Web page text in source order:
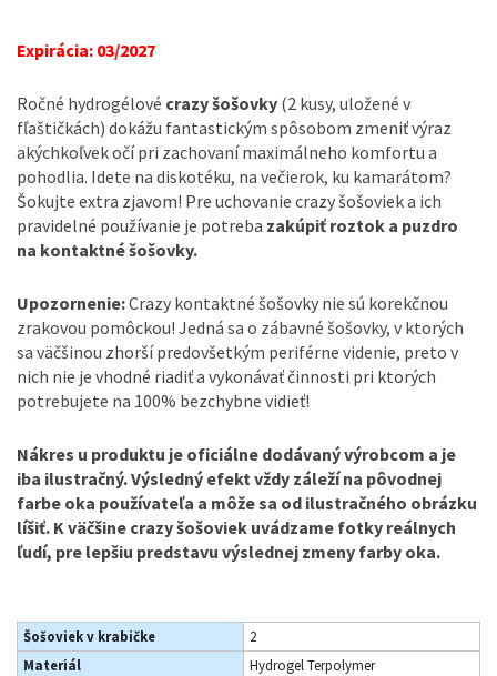
Expirácia: 03/2027
Ročné hydrogélové crazy šošovky (2 kusy, uložené v
fľaštičkách) dokážu fantastickým spôsobom zmeniť výraz
akýchkoľvek očí pri zachovaní maximálneho komfortu a
pohodlia. Idete na diskotéku, na večierok, ku kamarátom?
Šokujte extra zjavom! Pre uchovanie crazy šošoviek a ich
pravidelné používanie je potreba zakúpiť roztok a puzdro
na kontaktné šošovky.
Upozornenie:Crazy kontaktné šošovky nie sú korekčnou
zrakovou pomôckou! Jedná sa o zábavné šošovky, v ktorých
sa väčšinou zhorší predovšetkým periférne videnie, preto v
nich nie je vhodné riadiť a vykonávať činnosti pri ktorých
potrebujete na 100% bezchybne vidieť!
Nákres u produktu je oficiálne dodávaný výrobcom a je
iba ilustračný. Výsledný efekt vždy záleží na pôvodnej
farbe oka používateľa a môže sa od ilustračného obrázku
líšiť. K väčšine crazy šošoviek uvádzame fotky reálnych
ľudí, pre lepšiu predstavu výslednej zmeny farby oka.
Šošoviek v krabičke
2
Materiál
Hydrogel Terpolymer